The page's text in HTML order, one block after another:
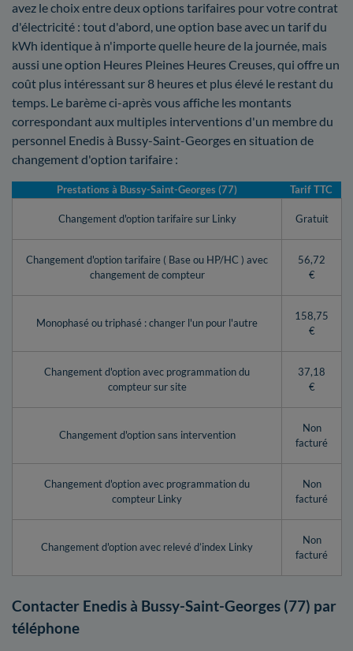
avez le choix entre deux options tarifaires pour votre contrat
d'électricité : tout d'abord, une option base avec un tarif du
kWh identique à n'importe quelle heure de la journée, mais
aussi une option Heures Pleines Heures Creuses, qui offre un
coût plus intéressant sur 8 heures et plus élevé le restant du
temps. Le barème ci-après vous affiche les montants
correspondant aux multiples interventions d'un membre du
personnel Enedis à Bussy-Saint-Georges en situation de
changement d'option tarifaire :
Prestations à Bussy-Saint-Georges (77) Tarif TTC
Changement d'option tarifaire sur Linky Gratuit
Changement d'option tarifaire ( Base ou HP/HC ) avec
changement de compteur
56,72
€
Monophasé ou triphasé : changer l'un pour l'autre
158,75
€
Changement d'option avec programmation du
compteur sur site
37,18
€
Changement d'option sans intervention
Non
facturé
Changement d'option avec programmation du
compteur Linky
Non
facturé
Changement d'option avec relevé d’index Linky
Non
facturé
Contacter Enedis à Bussy-Saint-Georges (77) par
téléphone